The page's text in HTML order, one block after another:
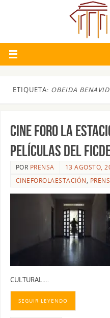
ETIQUETA: OBEIDA
CINE FORO LA
PELÍCULAS DEL
POR PRENSA
13 AGOSTO,
CINEFOROLAESTACIÓN,
CULTURAL.…
SEGUIR LEYENDO